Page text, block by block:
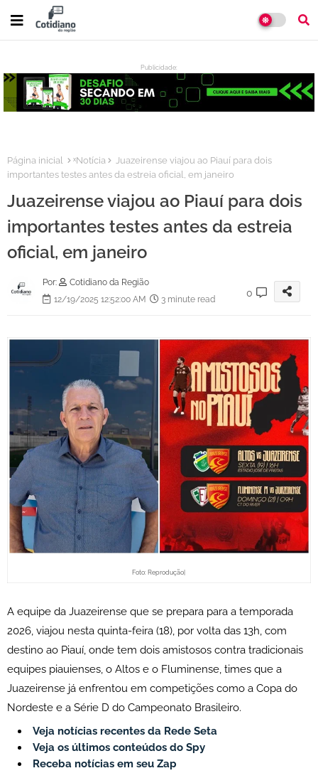
Publicidade:
:
Página inicial ˣNotícia
Juazeirense viajou ao Piauí para dois
importantes testes antes da estreia oficial, em janeiro
Juazeirense viajou ao Piauí para dois
importantes testes antes da estreia
oficial, em janeiro
Por:
Cotidiano da Região
12/19/2025 12:52:00 AM
3 minute read
0
Foto: Reprodução|
A equipe da Juazeirense que se prepara para a temporada
2026, viajou nesta quinta-feira (18), por volta das 13h, com
destino ao Piauí, onde tem dois amistosos contra tradicionais
equipes piauienses, o Altos e o Fluminense, times que a
Juazeirense já enfrentou em competições como a Copa do
Nordeste e a Série D do Campeonato Brasileiro.
Veja notícias recentes da Rede Seta
Veja os últimos conteúdos do Spy
Receba notícias em seu Zap